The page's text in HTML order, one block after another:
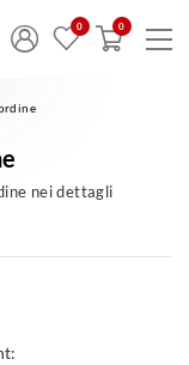
nei dettagli